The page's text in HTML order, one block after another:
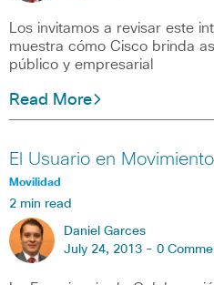
Los invitamos a revisar este
muestra cómo Cisco brinda
público y empresarial
Read More
El Usuario en
Movilidad
2 min read
Daniel Garces
July 24, 2013 - 0